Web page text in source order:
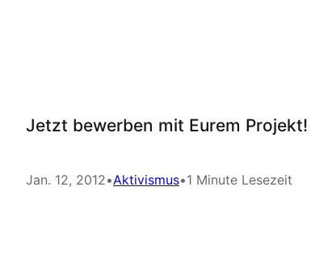
Jetzt bewerben mit Eurem Projekt!
Jan. 12, 2012•Aktivismus•1 Minute Lesezeit